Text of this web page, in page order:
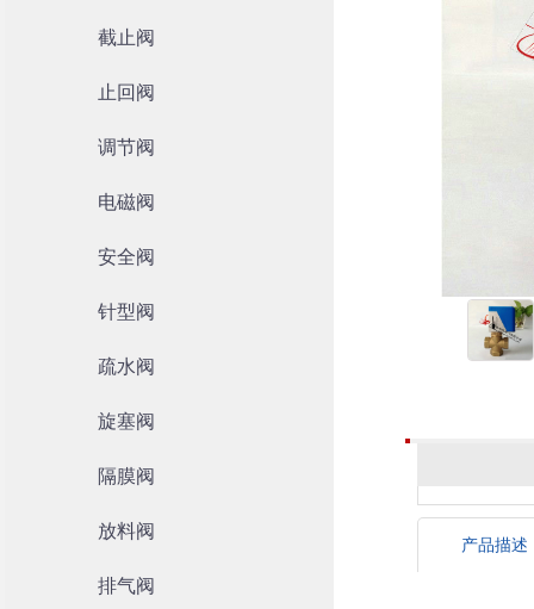
截止阀
止回阀
调节阀
电磁阀
安全阀
针型阀
疏水阀
旋塞阀
隔膜阀
放料阀
排气阀
产品描述